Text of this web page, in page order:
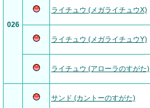
026
ライチュウ (メガライチュウX)
ライチュウ (メガライチュウY)
ライチュウ (アローラのすがた)
サンド (カントーのすがた)